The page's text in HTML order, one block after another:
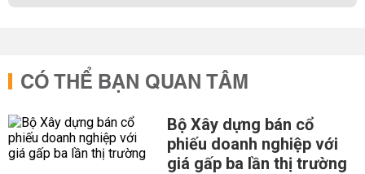
CÓ THỂ BẠN QUAN TÂM
Bộ Xây dựng bán cổ
phiếu doanh nghiệp với
giá gấp ba lần thị trường